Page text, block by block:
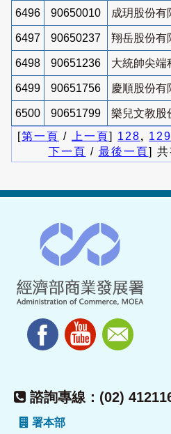
6496 90650010 成玥股份有
6497 90650237 翔岳股份有
6498 90651236 大統帥尖端
6499 90651756 慶順股份有
6500 90651799
樂兒文教股
[第一頁 / 上一頁] 128, 129
下一頁 / 最後一頁] 共
諮詢專線：(02)
署本部